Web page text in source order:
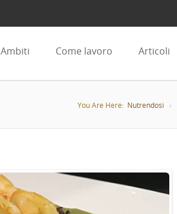
Ambiti Come lavoro Articoli
You Are Here: Nutrendosi